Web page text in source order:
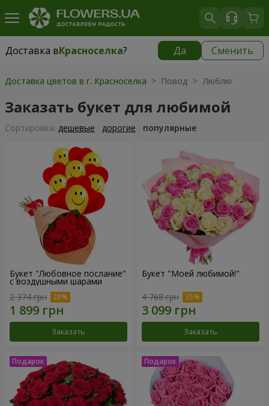
Доставка вКрасноселка? Да Сменить
Доставка вКрасноселка|
Доставка цветов в г. Красноселка > Повод > Люблю
Заказать букет для любимой
Cортировка: дешевые дорогие популярные
Букет "Любовное послание"
с воздушными шарами
2 374 грн
Заказать
Букет "Моей любимой!"
4 768 грн
Заказать